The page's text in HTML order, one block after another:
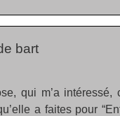
bart
qui m’a intéressé,
a faites pour